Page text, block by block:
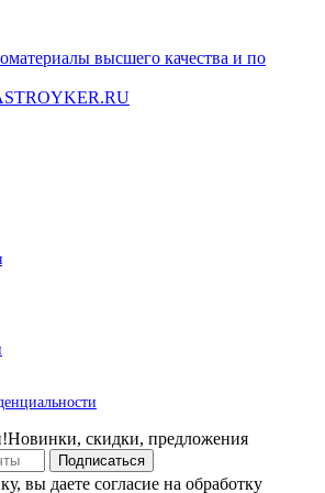
Новинки, скидки, предложения
Подписаться
вы даете согласие на обработку